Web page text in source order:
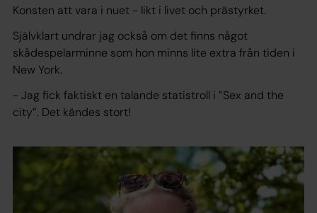
Konsten att vara i nuet - likt i livet och prästyrket.
Självklart undrar jag också om det finns något
skådespelarminne som hon minns lite extra från tiden i
New York.
- Jag fick faktiskt en talande statistroll i ”Sex and the
city”. Det kändes stort!